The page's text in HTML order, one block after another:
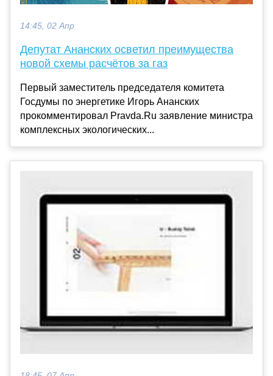
14:45, 02 Апр
Депутат Ананских осветил преимущества
новой схемы расчётов за газ
Первый заместитель председателя комитета
Госдумы по энергетике Игорь Ананских
прокомментировал Pravda.Ru заявление министра
комплексных экологических...